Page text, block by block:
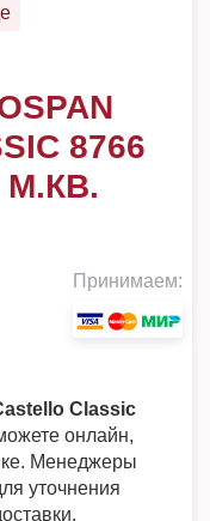
8766
М.КВ.
Принимаем:
Classic
онлайн,
Менеджеры
уточнения